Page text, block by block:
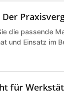
die passende
und Einsatz im
für